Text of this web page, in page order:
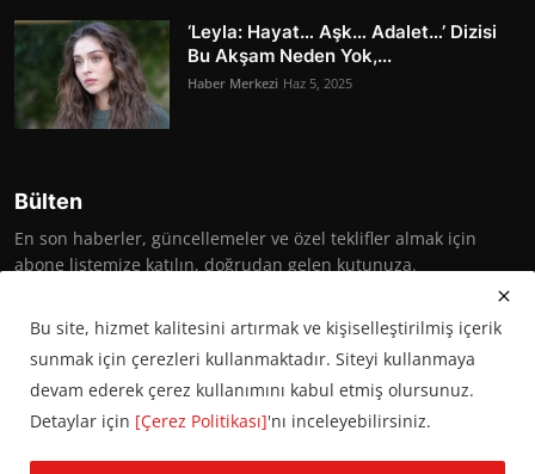
‘Leyla: Hayat… Aşk… Adalet…’ Dizisi
Bu Akşam Neden Yok,...
Haber Merkezi Haz 5, 2025
Bülten
En son haberler, güncellemeler ve özel teklifler almak için
abone listemize katılın, doğrudan gelen kutunuza.
Abone Ol
Bu site, hizmet kalitesini artırmak ve kişiselleştirilmiş içerik
sunmak için çerezleri kullanmaktadır. Siteyi kullanmaya
devam ederek çerez kullanımını kabul etmiş olursunuz.
Detaylar için [Çerez Politikası]'nı inceleyebilirsiniz.